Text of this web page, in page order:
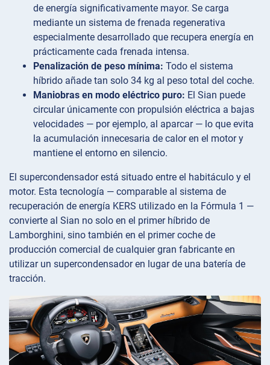
de energía significativamente mayor. Se carga
mediante un sistema de frenada regenerativa
especialmente desarrollado que recupera energía en
prácticamente cada frenada intensa.
Penalización de peso mínima: Todo el sistema
híbrido añade tan solo 34 kg al peso total del coche.
Maniobras en modo eléctrico puro: El Sian puede
circular únicamente con propulsión eléctrica a bajas
velocidades — por ejemplo, al aparcar — lo que evita
la acumulación innecesaria de calor en el motor y
mantiene el entorno en silencio.
El supercondensador está situado entre el habitáculo y el
motor. Esta tecnología — comparable al sistema de
recuperación de energía KERS utilizado en la Fórmula 1 —
convierte al Sian no solo en el primer híbrido de
Lamborghini, sino también en el primer coche de
producción comercial de cualquier gran fabricante en
utilizar un supercondensador en lugar de una batería de
tracción.